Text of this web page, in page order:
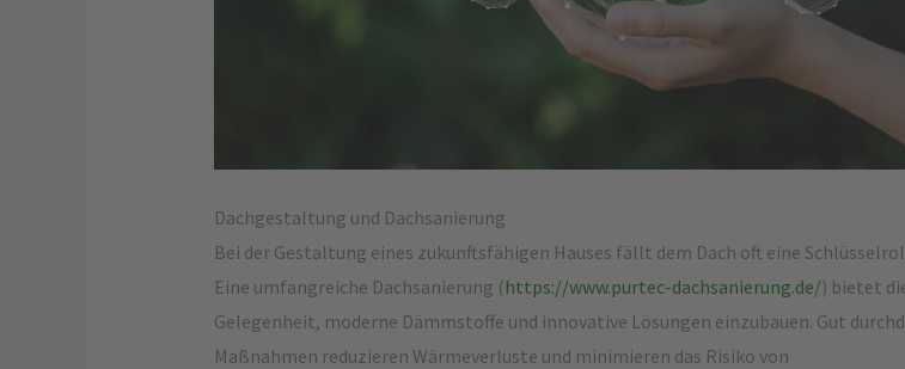
Dachgestaltung und Dachsanierung
Bei der Gestaltung eines zukunftsfähigen Hauses fällt dem Dach oft eine
Eine umfangreiche Dachsanierung ( https://www.purtec-dachsanierung.de/) bietet
Gelegenheit, moderne Dämmstoffe und innovative Lösungen einzubauen. Gut
Maßnahmen reduzieren Wärmeverluste und minimieren das Risiko von